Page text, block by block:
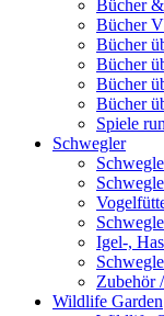
Bücher
Bücher
Bücher
Bücher
Bücher
Bücher
Spiele
Schwegler
Igel-,
Zubehör
Wildlife Garden